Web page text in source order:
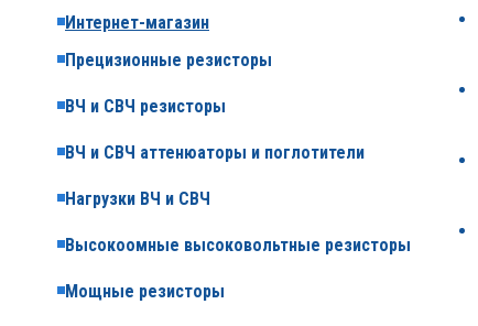
Интернет-магазин
Прецизионные резисторы
ВЧ и СВЧ резисторы
ВЧ и СВЧ аттенюаторы и поглотители
Нагрузки ВЧ и СВЧ
Высокоомные высоковольтные резисторы
Мощные резисторы